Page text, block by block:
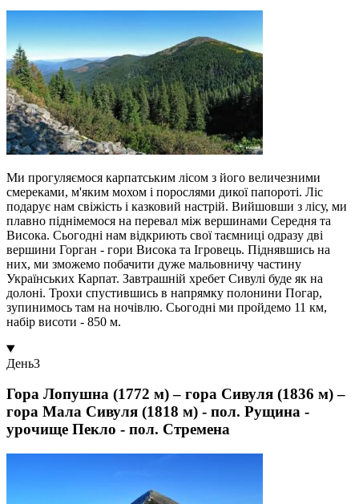
Ми прогуляємося карпатським лісом з його величезними
смереками, м'яким мохом і порослями дикої папороті. Ліс
подарує нам свіжість і казковий настрій. Вийшовши з лісу, ми
плавно піднімемося на перевал між вершинами Середня та
Висока. Сьогодні нам відкриють свої таємниці одразу дві
вершини Горган - гори Висока та Ігровець. Піднявшись на
них, ми зможемо побачити дуже мальовничу частину
Українських Карпат. Завтрашній хребет Сивулі буде як на
долоні. Трохи спустившись в напрямку полонини Погар,
зупинимось там на ночівлю. Сьогодні ми пройдемо 11 км,
набір висоти - 850 м.
День3
Гора Лопушна (1772 м) – гора Сивуля (1836 м) –
гора Мала Сивуля (1818 м) - пол. Рущина -
урочище Пекло - пол. Стремена